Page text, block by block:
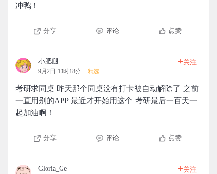
冲鸭！
分享 评论 点赞
小肥腿
9月2日 13时18分 精选
+关注
考研求同桌 昨天那个同桌没有打卡被自动解除了 之前
一直用别的APP 最近才开始用这个 考研最后一百天一
起加油啊！
分享 评论 点赞
Gloria_Ge +关注